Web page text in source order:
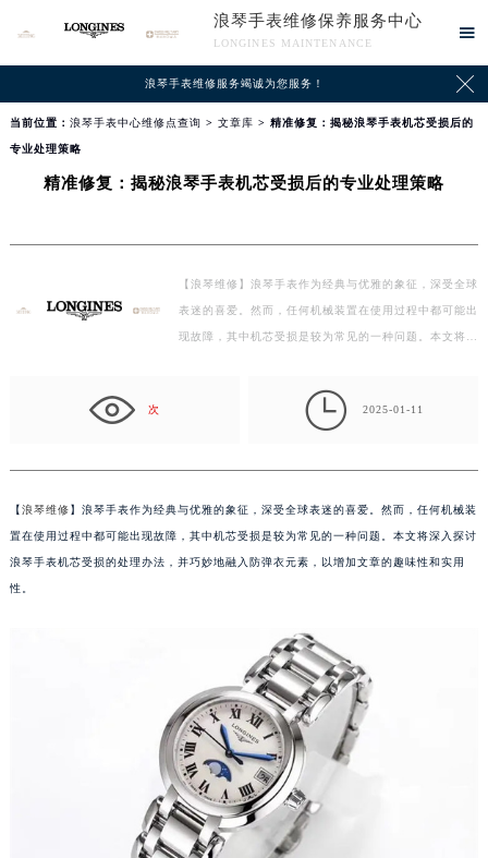
浪琴手表维修保养服务中心
LONGINES MAINTENANCE

浪琴手表维修服务竭诚为您服务！ 
当前位置： 浪琴手表中心维修点查询 > 文章库 > 精准修复：揭秘浪琴手表机芯受损后的
专业处理策略
精准修复：揭秘浪琴手表机芯受损后的专业处理策略
【浪琴维修】浪琴手表作为经典与优雅的象征，深受全球
表迷的喜爱。然而，任何机械装置在使用过程中都可能出
现故障，其中机芯受损是较为常见的一种问题。本文将…
次  2025-01-11
【浪琴维修】浪琴手表作为经典与优雅的象征，深受全球表迷的喜爱。然而，任何机械装
置在使用过程中都可能出现故障，其中机芯受损是较为常见的一种问题。本文将深入探讨
浪琴手表机芯受损的处理办法，并巧妙地融入防弹衣元素，以增加文章的趣味性和实用
性。